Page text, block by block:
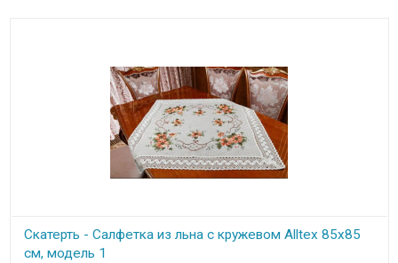
Скатерть - Салфетка из льна с кружевом Alltex 85х85
см, модель 1